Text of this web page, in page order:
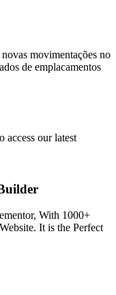
movimentações no
de emplacamentos
access our latest
With 1000+
It is the Perfect